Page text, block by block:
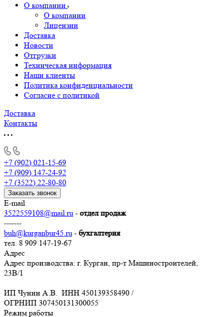
О компании
О компании
Лицензии
Доставка
Новости
Отгрузки
Техническая информация
Наши клиенты
Политика конфиденциальности
Согласие с политикой
Доставка
Контакты
+7 (902) 021-15-69
+7 (909) 147-24-92
+7 (3522) 22-80-80
Заказать звонок
E-mail
3522559108@mail.ru - отдел продаж
-------
buh@kurganbur45.ru - бухгалтерия
тел. 8 909 147-19-67
Адрес
Адрес производства: г. Курган, пр-т Машиностроителей,
23В/1
ИП Чунин А.В. ИНН 450139358490 /
ОГРНИП 307450131300055
Режим работы